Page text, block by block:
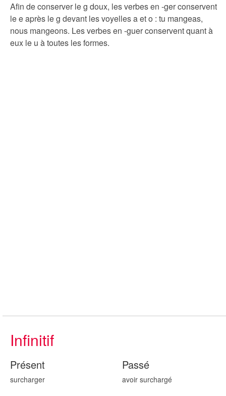
Afin de conserver le g doux, les verbes en -ger conservent
le e après le g devant les voyelles a et o : tu mangeas,
nous mangeons. Les verbes en -guer conservent quant à
eux le u à toutes les formes.
Infinitif
Présent
surcharger
Passé
avoir surchargé